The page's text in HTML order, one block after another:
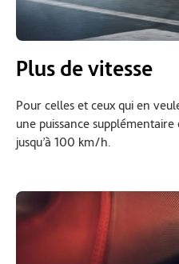
Plus de vitesse
Pour celles et ceux qui en
une puissance
jusqu’à 100 km/h.